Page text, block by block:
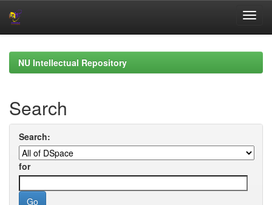
navigationNU Intellectual Repository
Search
Search:
for